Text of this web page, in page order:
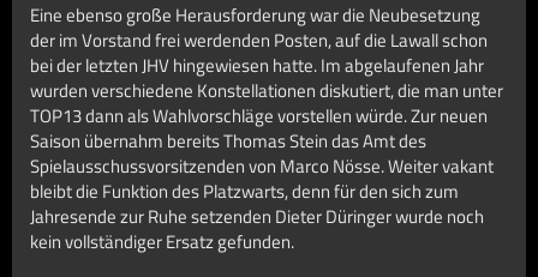
Eine ebenso große Herausforderung war die Neubesetzung
der im Vorstand frei werdenden Posten, auf die Lawall schon
bei der letzten JHV hingewiesen hatte. Im abgelaufenen Jahr
wurden verschiedene Konstellationen diskutiert, die man unter
TOP13 dann als Wahlvorschläge vorstellen würde. Zur neuen
Saison übernahm bereits Thomas Stein das Amt des
Spielausschussvorsitzenden von Marco Nösse. Weiter vakant
bleibt die Funktion des Platzwarts, denn für den sich zum
Jahresende zur Ruhe setzenden Dieter Düringer wurde noch
kein vollständiger Ersatz gefunden.